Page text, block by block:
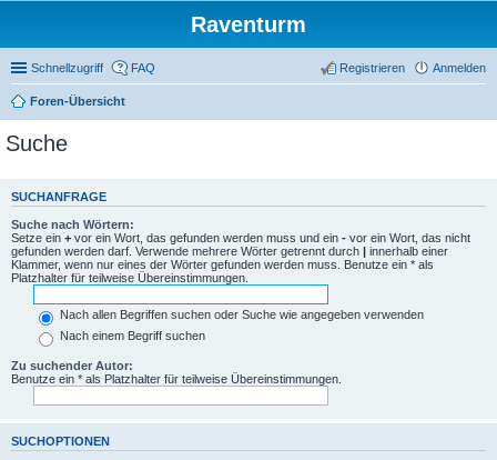
Raventurm
Schnellzugriff FAQ Anmelden
Registrieren
Foren-Übersicht
Suche
SUCHANFRAGE
Suche nach Wörtern:
Setze ein + vor ein Wort, das gefunden werden muss und ein - vor ein Wort, das nicht
gefunden werden darf. Verwende mehrere Wörter getrennt durch | innerhalb einer
Klammer, wenn nur eines der Wörter gefunden werden muss. Benutze ein * als
Platzhalter für teilweise Übereinstimmungen.
Nach allen Begriffen suchen oder Suche wie angegeben verwenden
Nach einem Begriff suchen
Zu suchender Autor:
Benutze ein * als Platzhalter für teilweise Übereinstimmungen.
SUCHOPTIONEN